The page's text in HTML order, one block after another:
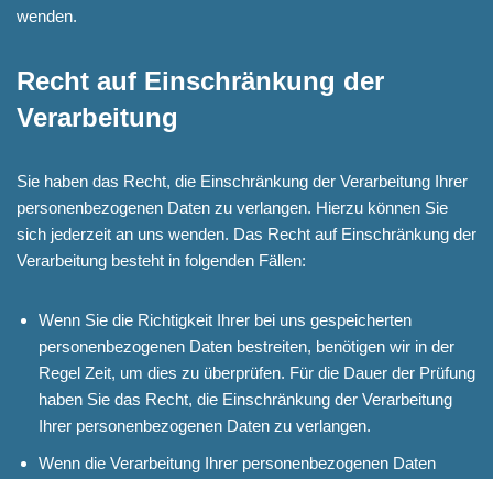
wenden.
Recht auf Einschränkung der
Verarbeitung
Sie haben das Recht, die Einschränkung der Verarbeitung Ihrer
personenbezogenen Daten zu verlangen. Hierzu können Sie
sich jederzeit an uns wenden. Das Recht auf Einschränkung der
Verarbeitung besteht in folgenden Fällen:
Wenn Sie die Richtigkeit Ihrer bei uns gespeicherten
personenbezogenen Daten bestreiten, benötigen wir in der
Regel Zeit, um dies zu überprüfen. Für die Dauer der Prüfung
haben Sie das Recht, die Einschränkung der Verarbeitung
Ihrer personenbezogenen Daten zu verlangen.
Wenn die Verarbeitung Ihrer personenbezogenen Daten